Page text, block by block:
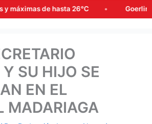
de hasta 26°C Goerling, Arce
SU HIJO SE
EN EL
MADARIAGA